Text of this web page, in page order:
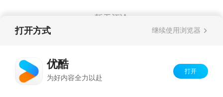
暂无评论
打开方式 继续使用浏览器
优酷
为好内容全力以赴
打开